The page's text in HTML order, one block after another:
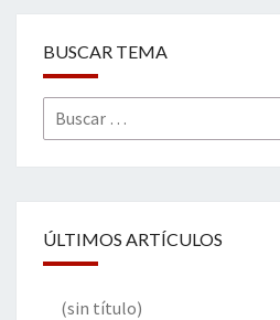
BUSCAR TEMA
Buscar
por:
ÚLTIMOS ARTÍCULOS
(sin título)